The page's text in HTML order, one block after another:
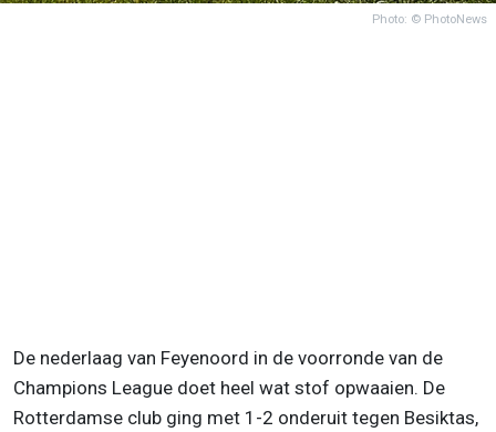
Photo: © PhotoNews
De nederlaag van Feyenoord in de voorronde van de
Champions League doet heel wat stof opwaaien. De
Rotterdamse club ging met 1-2 onderuit tegen Besiktas,